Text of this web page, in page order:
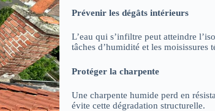
Prévenir les dégâts intérieurs
L’eau qui s’infiltre peut atteindre
tâches d’humidité et les moisissures
Protéger la charpente
Une charpente humide perd en
évite cette dégradation structurelle.